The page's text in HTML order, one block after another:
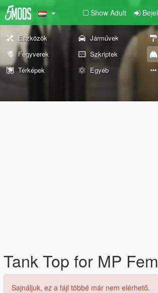
Show Adult
Eszközök Járművek
Fegyverek
Szkriptek
Térképek
Egyéb
Tank Top for MP
Sajnáljuk, ez a fájl többé már nem elérhető.